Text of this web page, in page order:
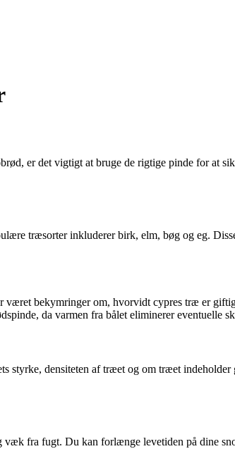
er det vigtigt at bruge de rigtige pinde for at
træsorter inkluderer birk, elm, bøg og eg.
bekymringer om, hvorvidt cypres træ er
da varmen fra bålet eliminerer eventuelle
densiteten af træet og om træet
fra fugt. Du kan forlænge levetiden på dine